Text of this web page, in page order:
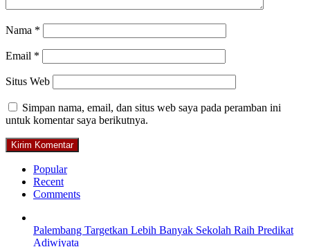
Nama *
Email *
Situs Web
Simpan nama, email, dan situs web saya pada peramban ini
untuk komentar saya berikutnya.
Popular
Recent
Comments
Palembang Targetkan Lebih Banyak Sekolah Raih Predikat
Adiwiyata